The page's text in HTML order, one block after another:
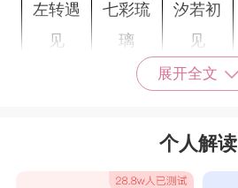
左转遇
见
七彩琉
璃
汐若初
见
4个字有意境的网名女生
珊
夕夏温
青涩华
展开全文
个人解读